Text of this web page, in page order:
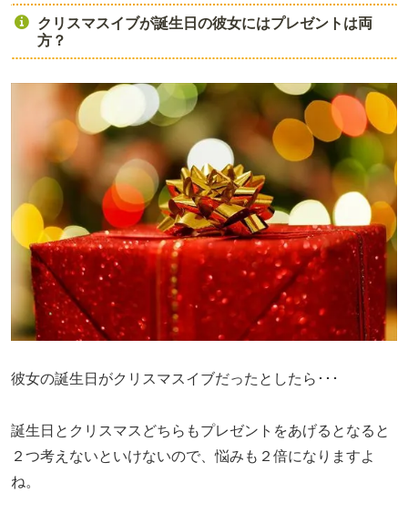
クリスマスイブが誕生日の彼女にはプレゼントは両
方？
彼女の誕生日がクリスマスイブだったとしたら･･･
誕生日とクリスマスどちらもプレゼントをあげるとなると
２つ考えないといけないので、悩みも２倍になりますよ
ね。